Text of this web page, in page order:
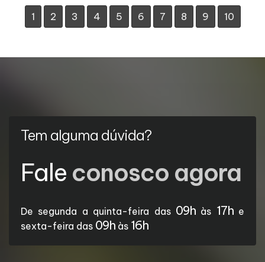
1 2 3 4 5 6 7 8 9 10
Tem alguma dúvida?
Fale conosco agora
De segunda a quinta-feira das 09hàs 17he
sexta-feira das 09h às 16h